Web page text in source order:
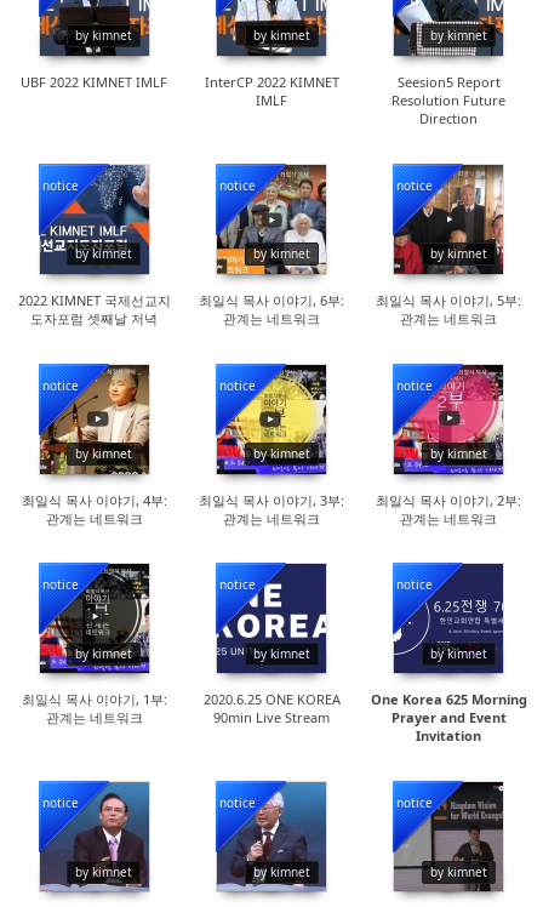
by kimnet
16518
UBF 2022 KIMNET IMLF
by kimnet
16365
InterCP 2022 KIMNET
IMLF
by kimnet
17225
Seesion5 Report
Resolution Future
Direction
notice
by kimnet
14241
2022 KIMNET 국제선교지
도자포럼 셋째날 저녁
notice
by kimnet
88060
최일식 목사 이야기, 6부:
관계는 네트워크
notice
by kimnet
65645
최일식 목사 이야기, 5부:
관계는 네트워크
notice
by kimnet
110982
최일식 목사 이야기, 4부:
관계는 네트워크
notice
by kimnet
176353
최일식 목사 이야기, 3부:
관계는 네트워크
notice
by kimnet
124652
최일식 목사 이야기, 2부:
관계는 네트워크
notice
by kimnet
28454
최일식 목사 이야기, 1부:
관계는 네트워크
notice
by kimnet
18254
2020.6.25 ONE KOREA
90min Live Stream
notice
by kimnet
18256
One Korea 625 Morning
Prayer and Event
Invitation
notice
by kimnet
15236
notice
by kimnet
15941
notice
by kimnet
15382